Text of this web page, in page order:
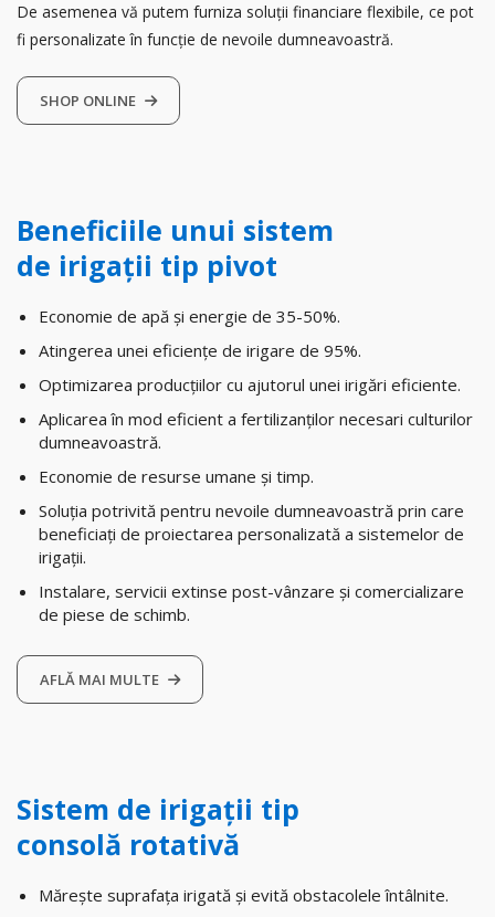
De asemenea vă putem furniza soluții financiare flexibile, ce pot
fi personalizate în funcție de nevoile dumneavoastră.
SHOP ONLINE
Beneficiile unui sistem
de irigații tip pivot
Economie de apă și energie de 35-50%.
Atingerea unei eficiențe de irigare de 95%.
Optimizarea producțiilor cu ajutorul unei irigări eficiente.
Aplicarea în mod eficient a fertilizanților necesari culturilor
dumneavoastră.
Economie de resurse umane și timp.
Soluția potrivită pentru nevoile dumneavoastră prin care
beneficiați de proiectarea personalizată a sistemelor de
irigații.
Instalare, servicii extinse post-vânzare și comercializare
de piese de schimb.
AFLĂ MAI MULTE
Sistem de irigații tip
consolă rotativă
Mărește suprafața irigată și evită obstacolele întâlnite.